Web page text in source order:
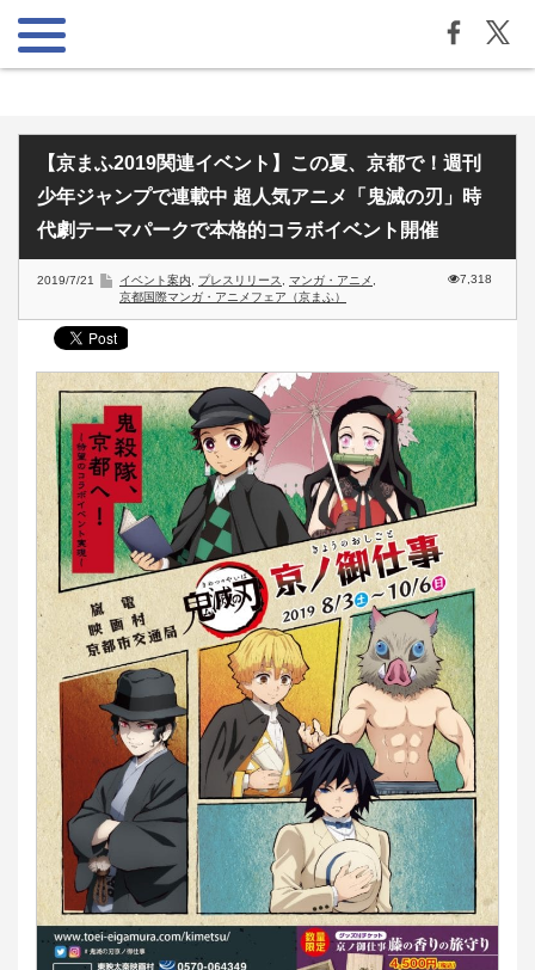
【京まふ2019関連イベント】この夏、京都で！週刊
少年ジャンプで連載中 超人気アニメ「鬼滅の刃」時
代劇テーマパークで本格的コラボイベント開催
2019/7/21 イベント案内 プレスリリース マンガ・アニメ
京都国際マンガ・アニメフェア（京まふ）
7,318